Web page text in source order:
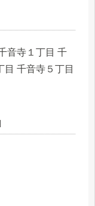
音寺１丁目 千
千音寺５丁目